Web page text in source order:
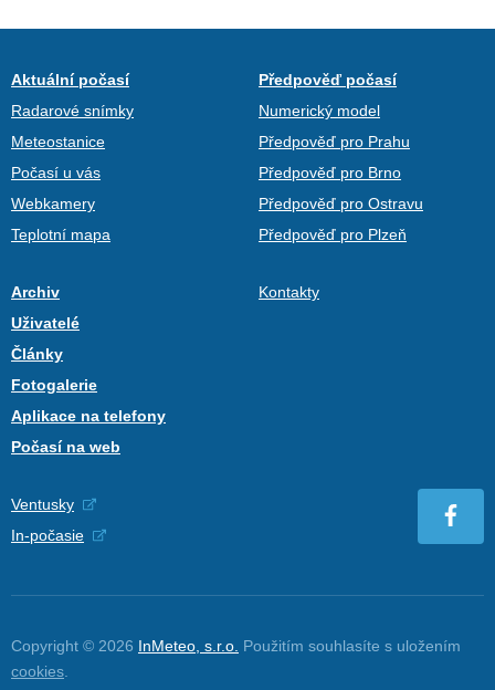
Aktuální počasí
Radarové snímky
Meteostanice
Počasí u vás
Webkamery
Teplotní mapa
Předpověď počasí
Numerický model
Předpověď pro Prahu
Předpověď pro Brno
Předpověď pro Ostravu
Předpověď pro Plzeň
Archiv
Uživatelé
Články
Fotogalerie
Aplikace na telefony
Počasí na web
Kontakty
Ventusky
In-počasie
Copyright © 2026 InMeteo, s.r.o. Použitím souhlasíte s uložením
cookies